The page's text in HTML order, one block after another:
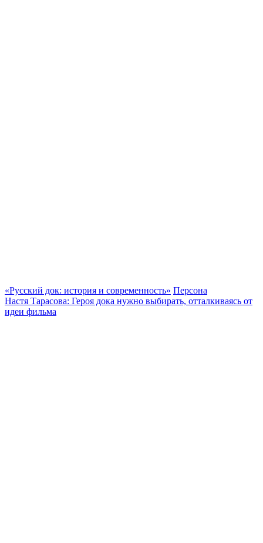
«Русский док: история и современность» Персона
Настя Тарасова: Героя дока нужно выбирать, отталкиваясь от
идеи фильма